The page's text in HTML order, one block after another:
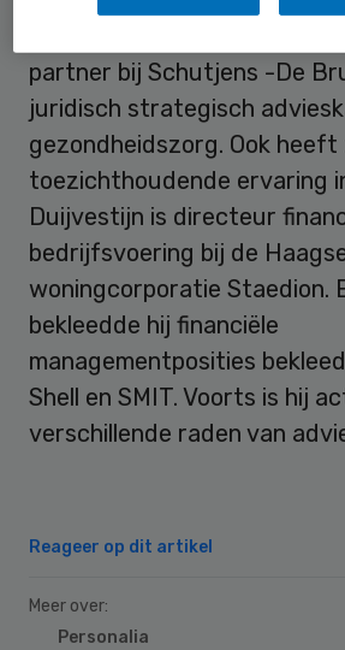
partner bij Schutjens -De
juridisch strategisch
gezondheidszorg. Ook
toezichthoudende ervaring
Duijvestijn is directeur
bedrijfsvoering bij de
woningcorporatie Staedion.
bekleedde hij financiële
managementposities
Shell en SMIT. Voorts is hij
verschillende raden van
Reageer op dit artikel
Meer over:
Personalia